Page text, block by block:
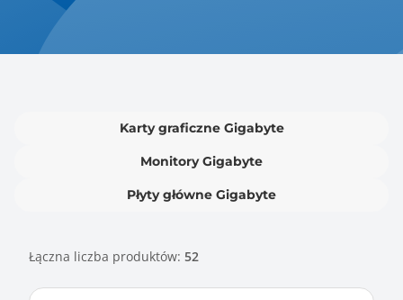
Karty graficzne Gigabyte
Monitory Gigabyte
Płyty główne Gigabyte
Łączna liczba produktów: 52